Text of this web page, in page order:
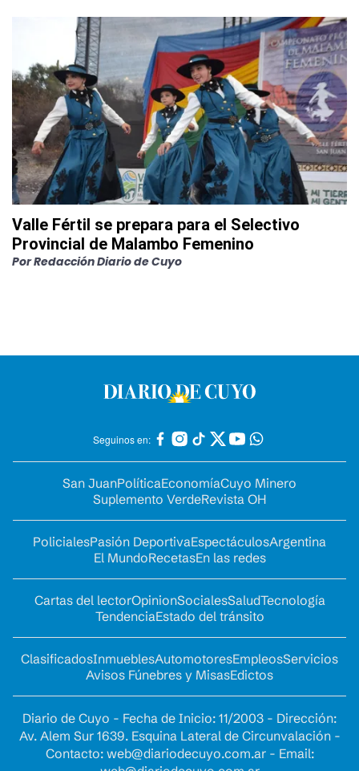
Valle Fértil se prepara para el Selectivo
Provincial de Malambo Femenino
PorRedacción Diario de Cuyo
Seguinos en:
San JuanPolíticaEconomíaCuyo Minero
Suplemento VerdeRevista OH
PolicialesPasión DeportivaEspectáculosArgentina
El MundoRecetasEn las redes
Cartas del lectorOpinionSocialesSaludTecnología
TendenciaEstado del tránsito
ClasificadosInmueblesAutomotoresEmpleosServicios
Avisos Fúnebres y MisasEdictos
Diario de Cuyo - Fecha de Inicio: 11/2003 - Dirección:
Av. Alem Sur 1639. Esquina Lateral de Circunvalación -
Contacto: web@diariodecuyo.com.ar- Email: